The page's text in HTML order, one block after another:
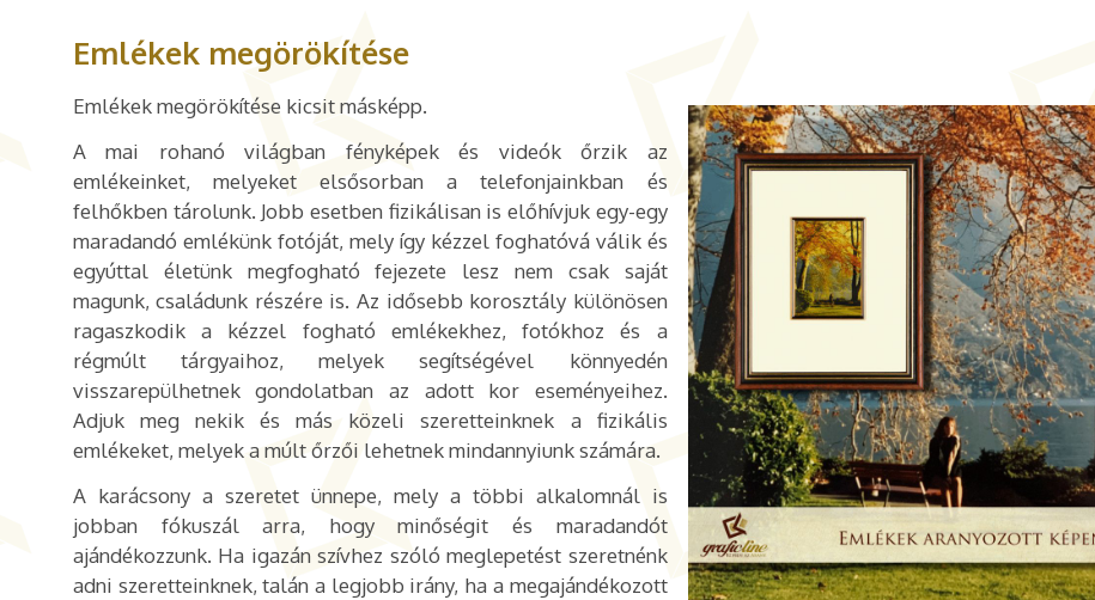
Emlékek megörökítése
Emlékek megörökítése kicsit másképp.
A mai rohanó világban fényképek és videók őrzik az
emlékeinket, melyeket elsősorban a telefonjainkban és
felhőkben tárolunk. Jobb esetben fizikálisan is előhívjuk egy-egy
maradandó emlékünk fotóját, mely így kézzel foghatóvá válik és
egyúttal életünk megfogható fejezete lesz nem csak saját
magunk, családunk részére is. Az idősebb korosztály különösen
ragaszkodik a kézzel fogható emlékekhez, fotókhoz és a
régmúlt tárgyaihoz, melyek segítségével könnyedén
visszarepülhetnek gondolatban az adott kor eseményeihez.
Adjuk meg nekik és más közeli szeretteinknek a fizikális
emlékeket, melyek a múlt őrzői lehetnek mindannyiunk számára.
A karácsony a szeretet ünnepe, mely a többi alkalomnál is
jobban fókuszál arra, hogy minőségit és maradandót
ajándékozzunk. Ha igazán szívhez szóló meglepetést szeretnénk
adni szeretteinknek, talán a legjobb irány, ha a megajándékozott